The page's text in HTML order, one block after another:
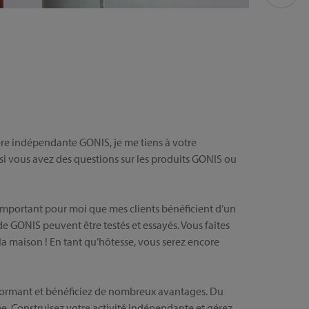
indépendante GONIS, je me tiens à votre
avez des questions sur les produits GONIS ou
pour moi que mes clients bénéficient d’un
peuvent être testés et essayés. Vous faites
! En tant qu’hôtesse, vous serez encore
et bénéficiez de nombreux avantages. Du